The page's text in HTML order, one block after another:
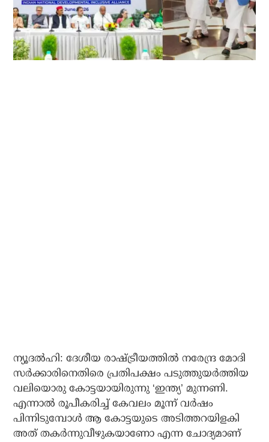
ന്യൂദല്‍ഹി: ദേശീയ രാഷ്ട്രീയത്തില്‍ നരേന്ദ്ര മോദി
സര്‍ക്കാരിനെതിരെ പ്രതിപക്ഷം പടുത്തുയര്‍ത്തിയ
വലിയൊരു കോട്ടയായിരുന്നു ‘ഇന്ത്യ’ മുന്നണി.
എന്നാല്‍ രൂപീകരിച്ച് കേവലം മൂന്ന് വര്‍ഷം
പിന്നിടുമ്പോള്‍ ആ കോട്ടയുടെ അടിത്തറയിളകി
അത് തകര്‍ന്നുവീഴുകയാണോ എന്ന ചോദ്യമാണ്